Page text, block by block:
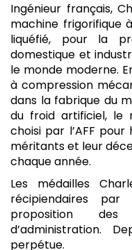
Ingénieur français,
machine frigorifique
liquéfié, pour la
domestique et
le monde moderne.
à compression
dans la fabrique du
du froid artificiel, le
choisi par l’AFF
méritants et leur
chaque année.
Les médailles
récipiendaires
proposition
d’administration.
perpétue.